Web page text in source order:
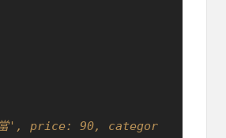
當', price: 90, categor